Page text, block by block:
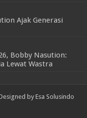
Ajak Generasi
Bobby Nasution:
Lewat Wastra
by Esa Solusindo